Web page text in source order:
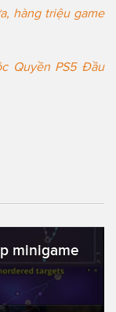
hàng triệu game
Quyền PS5 Đầu
minigame